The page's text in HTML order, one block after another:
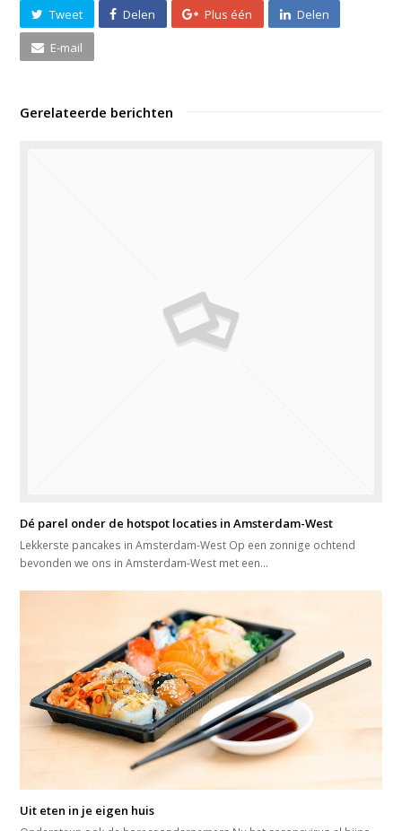
Tweet Delen Plus één Delen
E-mail
Gerelateerde berichten
Dé parel onder de hotspot locaties in Amsterdam-West
Lekkerste pancakes in Amsterdam-West Op een zonnige ochtend
bevonden we ons in Amsterdam-West met een…
Uit eten in je eigen huis